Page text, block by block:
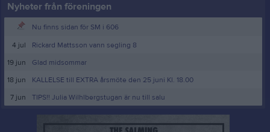
Nyheter från föreningen
Nu finns sidan för SM i 606
4 jul
Rickard Mattsson vann segling 8
19 jun
Glad midsommar
18 jun
KALLELSE till EXTRA årsmöte den 25 juni Kl. 18.00
7 jun
TIPS!! Julia Wilhlbergstugan är nu till salu